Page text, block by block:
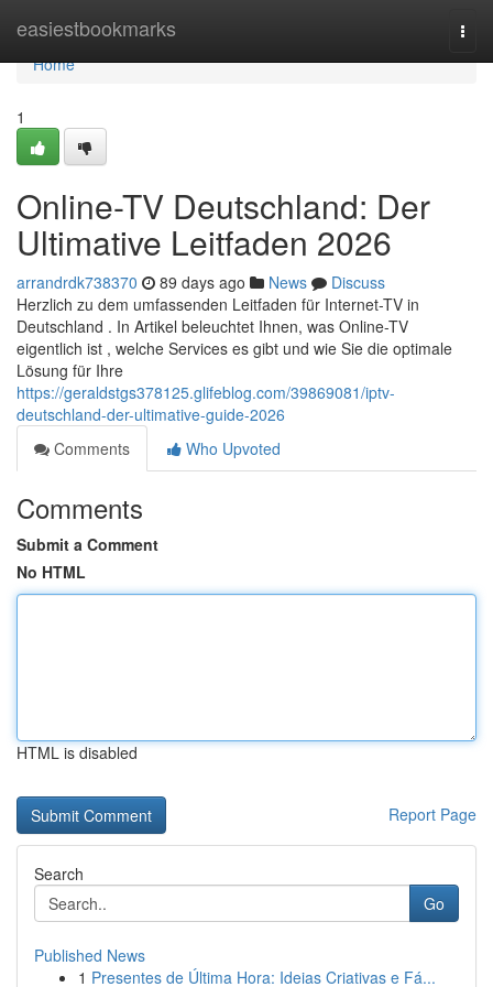
easiestbookmarks
Home
Home
1
Online-TV Deutschland: Der
Ultimative Leitfaden 2026
arrandrdk738370 89 days ago News
Discuss
Herzlich zu dem umfassenden Leitfaden für Internet-TV in
Deutschland . In Artikel beleuchtet Ihnen, was Online-TV
eigentlich ist , welche Services es gibt und wie Sie die optimale
Lösung für Ihre
https://geraldstgs378125.glifeblog.com/39869081/iptv-
deutschland-der-ultimative-guide-2026
Comments
Who Upvoted
Comments
Submit a Comment
No HTML
HTML is disabled
Report Page
Search
Go
Published News
1 Presentes de Última Hora: Ideias Criativas e Fá...